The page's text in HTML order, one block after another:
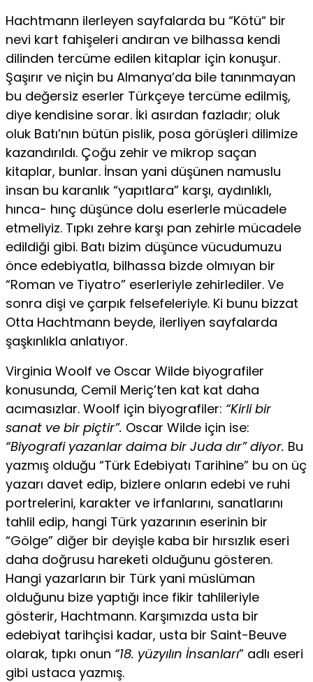
Hachtmann ilerleyen sayfalarda bu “Kötü“ bir
nevi kart fahişeleri andıran ve bilhassa kendi
dilinden tercüme edilen kitaplar için ko­nuşur.
Şaşırır ve niçin bu Almanya’da bile tanınmayan
bu değersiz eserler Türkçeye tercüme edilmiş,
diye kendisine sorar. İki asırdan fazladır; oluk
oluk Batı’nın bütün pislik, posa görüşleri dilimize
ka­zandırıldı. Çoğu zehir ve mikrop saçan
kitaplar, bunlar. İnsan yani düşünen namuslu
insan bu karanlık “yapıtlara” karşı, aydınlıklı,
hınca- hınç düşünce dolu eserlerle mücadele
etmeliyiz. Tıpkı zehre karşı pan zehirle mücadele
edildiği gibi. Batı bizim düşünce vücudumuzu
önce edebiyatla, bilhassa bizde olmıyan bir
“Roman ve Tiyatro” eserleriyle zehirlediler. Ve
sonra dişi ve çarpık felsefeleriyle. Ki bunu bizzat
Otta Hachtmann beyde, ilerliyen sayfalarda
şaşkınlıkla anlatıyor.
Virginia Woolf ve Oscar Wilde biyografiler
konusunda, Cemil Meriç’ten kat kat daha
acımasızlar. Woolf için biyografiler: “Kirli bir
sanat ve bir piçtir”. Oscar Wilde için ise:
“Biyografi yazanlar daima bir Juda dır” diyor. Bu
yazmış olduğu “Türk Edebiyatı Tarihine” bu on üç
yazarı davet edip, bizlere onların edebi ve ruhi
portrelerini, karakter ve irfanlarını, sanatlarını
tahlil edip, han­gi Türk yazarının eserinin bir
“Gölge” diğer bir deyişle kaba bir hırsızlık eseri
daha doğrusu hareketi olduğunu gösteren.
Hangi yazarların bir Türk yani müslüman
olduğunu bize yaptığı ince fikir tahlileriyle
gösterir, Hachtmann. Karşımızda usta bir
edebiyat tarihçisi kadar, usta bir Saint-Beuve
olarak, tıpkı onun “18. yüzyılın İnsanları” adlı eseri
gibi ustaca yazmış.